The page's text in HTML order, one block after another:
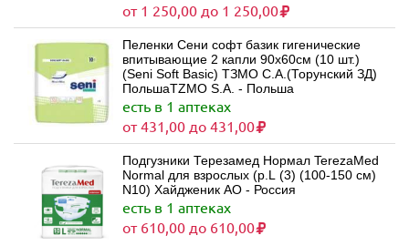
от 1 250,00 до 1 250,00
Пеленки Сени софт базик гигенические
впитывающие 2 капли 90х60см (10 шт.)
(Seni Soft Basic) ТЗМО С.А.(Торунский ЗД)
ПольшаTZMO S.A. - Польша
есть в 1 аптеках
от 431,00 до 431,00
Подгузники Терезамед Нормал TerezaMed
Normal для взрослых (р.L (3) (100-150 см)
N10) Хайдженик АО - Россия
есть в 1 аптеках
от 610,00 до 610,00